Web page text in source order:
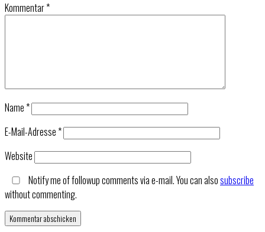
Kommentar*
Name*
E-Mail-Adresse*
Website
Notify me of followup comments via e-mail. You can alsosubscribe
without commenting.